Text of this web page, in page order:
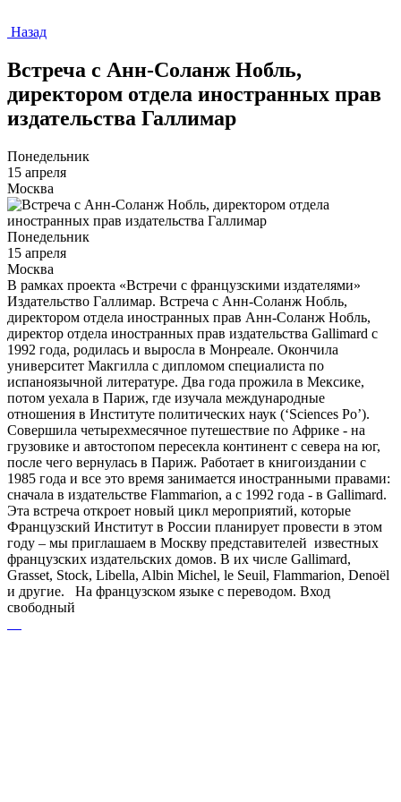
Назад
Встреча с Анн-Соланж Нобль,
директором отдела иностранных прав
издательства Галлимар
Понедельник
15 апреля
Москва
Понедельник
15 апреля
Москва
В рамках проекта «Встречи с французскими издателями»
Издательство Галлимар. Встреча с Анн-Соланж Нобль,
директором отдела иностранных прав Анн-Соланж Нобль,
директор отдела иностранных прав издательства Gallimard с
1992 года, родилась и выросла в Монреале. Окончила
университет Макгилла c дипломом специалиста по
испаноязычной литературе. Два года прожила в Мексике,
потом уехала в Париж, где изучала международные
отношения в Институте политических наук (‘Sciences Po’).
Совершила четырехмесячное путешествие по Африке - на
грузовике и автостопом пересекла континент с севера на юг,
после чего вернулась в Париж. Работает в книгоиздании с
1985 года и все это время занимается иностранными правами:
сначала в издательстве Flammarion, а с 1992 года - в Gallimard.
Эта встреча откроет новый цикл мероприятий, которые
Французский Институт в России планирует провести в этом
году – мы приглашаем в Москву представителей известных
французских издательских домов. В их числе Gallimard,
Grasset, Stock, Libella, Albin Michel, le Seuil, Flammarion, Denoël
и другие. На французском языке с переводом. Вход
свободный